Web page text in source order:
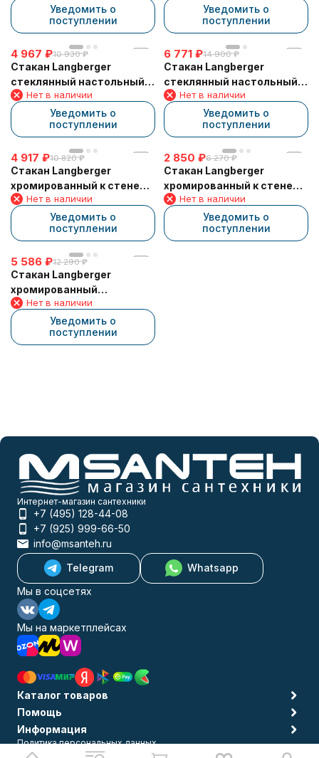
Уведомить о
поступлении
Уведомить о
поступлении
4 967 ₽10 930 ₽
Стакан Langberger
стеклянный настольный
квадратный 11313A
Нет в наличии
Уведомить о
поступлении
6 771 ₽14 900 ₽
Стакан Langberger
стеклянный настольный
круглый матовый 23013A
Нет в наличии
Уведомить о
поступлении
4 917 ₽10 820 ₽
Стакан Langberger
хромированный к стене
квадратный 30011A
Нет в наличии
Уведомить о
поступлении
2 850 ₽6 270 ₽
Стакан Langberger
хромированный к стене
круглый 24011B
Нет в наличии
Уведомить о
поступлении
5 586 ₽12 290 ₽
Стакан Langberger
хромированный
настольный квадратный
30013A
Нет в наличии
Уведомить о
поступлении
Интернет-магазин сантехники
+7 (495) 128-44-08
+7 (925) 999-66-50
info@msanteh.ru
Telegram
Whatsapp
Мы в соцсетях
Мы на маркетплейсах
Каталог товаров
Помощь
Информация
Политика персональных данных
© 2009-2026 MSANTEH